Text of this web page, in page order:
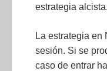
estrategia alcista.
La estrategia en
sesión. Si se
caso de entrar